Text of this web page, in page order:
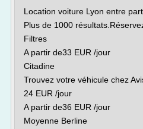
Location voiture Lyon entre
Plus de 1000
Filtres
A partir de33 EUR /jour
Citadine
Trouvez votre véhicule chez
24 EUR /jour
A partir de36 EUR /jour
Moyenne Berline